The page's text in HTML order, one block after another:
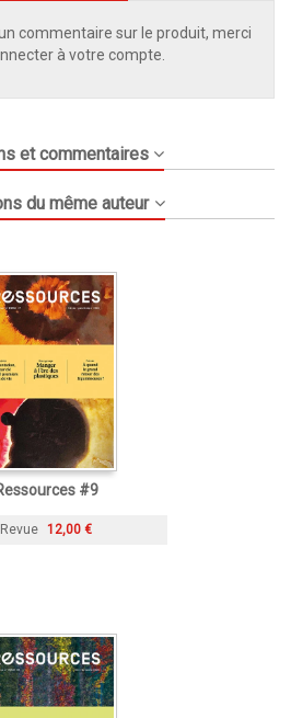
commentaire sur le produit, merci
à votre compte.
et commentaires
du même auteur
#9
Revue 12,00 €